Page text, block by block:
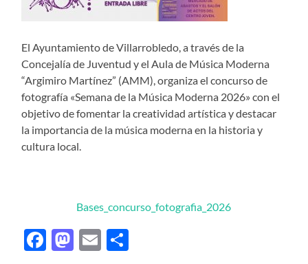
El Ayuntamiento de Villarrobledo, a través de la
Concejalía de Juventud y el Aula de Música Moderna
“Argimiro Martínez” (AMM), organiza el concurso de
fotografía «Semana de la Música Moderna 2026» con el
objetivo de fomentar la creatividad artística y destacar
la importancia de la música moderna en la historia y
cultura local.
Bases_concurso_fotografia_2026
Facebook
Mastodon
Email